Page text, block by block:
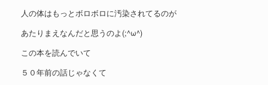
人の体はもっとボロボロに汚染されてるのが
あたりまえなんだと思うのよ(;^ω^)
この本を読んでいて
５０年前の話じゃなくて